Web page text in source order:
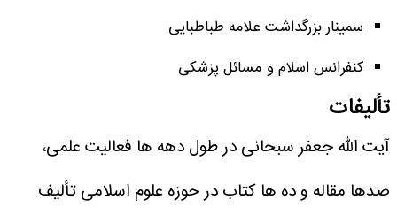
سمینار بزرگداشت علامه طباطبایی
کنفرانس اسلام و مسائل پزشکی
تألیفات
آیت الله جعفر سبحانی در طول دهه ها فعالیت علمی،
صدها مقاله و ده ها کتاب در حوزه علوم اسلامی تألیف